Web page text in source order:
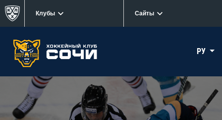
Клубы Сайты
РУ